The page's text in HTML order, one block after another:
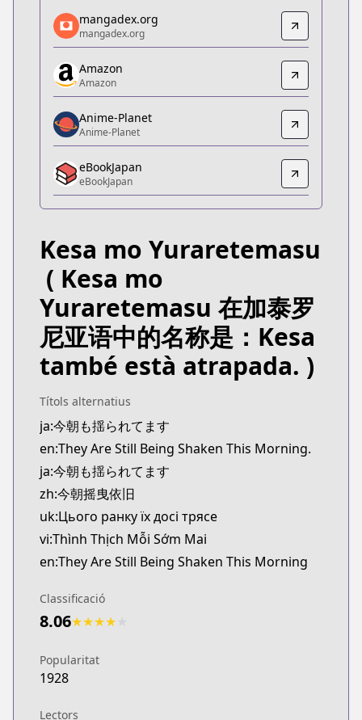
mangadex.org
mangadex.org
https://mangadex.org/title/157ab2cc-1fc7-4b29-
Amazon
Amazon
https://www.amazon.co.jp/dp/B0D9WMC8MC
Anime-Planet
Anime-Planet
https://www.anime-planet.com/manga/kesa-mo-
eBookJapan
eBookJapan
Official Raw
Official Raw
https://championcross.jp/series/5424068a938fc/
Kitsu
Kitsu
https://kitsu.app/manga/kesa-mo-yuraretemasu
MangaUpdates
https://www.mangaupdates.com/
Book☆Walker
Book☆Walker
https://bookwalker.jp/series/479800/list
Official English
Official English
https://sevenseasentertainment.com/series/
mangadex.org
mangadex.org
Amazon
Amazon
Anime-Planet
Anime-Planet
eBookJapan
eBookJapan
Kesa mo Yuraretemasu
( Kesa mo
Yuraretemasu 在加泰罗
尼亚语中的名称是：Kesa
també està atrapada. )
Títols alternatius
ja:今朝も揺られてます
en:They Are Still Being Shaken This Morning.
ja:今朝も揺られてます
zh:今朝摇曳依旧
uk:Цього ранку їх досі трясе
vi:Thình Thịch Mỗi Sớm Mai
en:They Are Still Being Shaken This Morning
Classificació
8.06★★★★
Popularitat
1928
Lectors